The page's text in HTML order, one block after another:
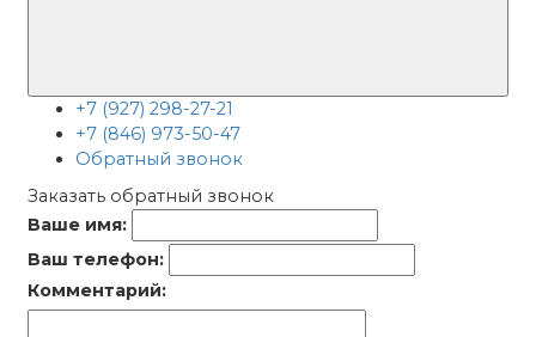
+7 (927) 298-27-21
+7 (846) 973-50-47
Обратный звонок
Заказать обратный звонок
Ваше имя:
Ваш телефон:
Комментарий: